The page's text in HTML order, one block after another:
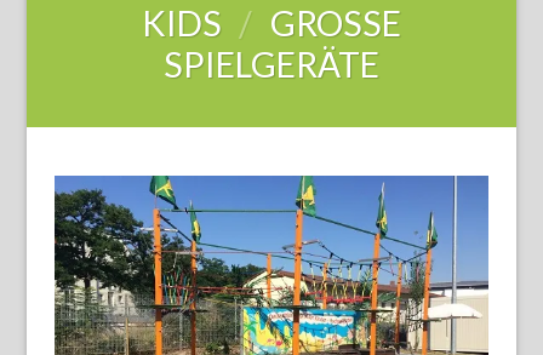
KIDS / GROSSE S
PIELGERÄTE